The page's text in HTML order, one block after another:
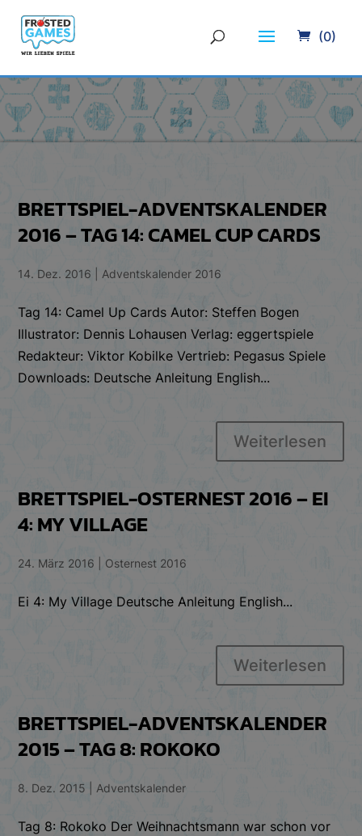
(0)
BRETTSPIEL-ADVENTSKALENDER
2016 – TAG 14: CAMEL CUP CARDS
14. Dez. 2016 Adventskalender 2016
Tag 14: Camel Up Cards Autor: Steffen Bogen
Illustrator: Dennis Lohausen Verlag: eggertspiele
Redakteur: Viktor Kobilke Vertrieb: Pegasus Spiele
Downloads: Deutsche Anleitung English...
Weiterlesen
BRETTSPIEL-OSTERNEST 2016 – EI
4: MY VILLAGE
24. März 2016 Osternest 2016
Ei 4: My Village Deutsche Anleitung English...
Weiterlesen
BRETTSPIEL-ADVENTSKALENDER
2015 – TAG 8: ROKOKO
8. Dez. 2015 Adventskalender
Tag 8: Rokoko Der Weihnachtsmann war schon vor